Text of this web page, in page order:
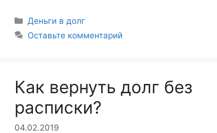
Рубрики
Деньги в долг
Оставьте комментарий
Как вернуть долг без
расписки?
04.02.2019